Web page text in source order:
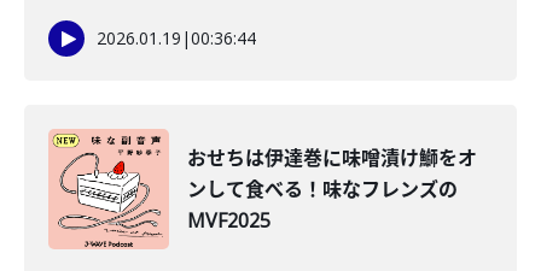
2026.01.19 |00:36:44
おせちは伊達巻に味噌漬け鰤をオ
ンして食べる！味なフレンズの
MVF2025